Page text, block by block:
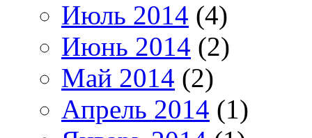
Июль 2014 (4)
Июнь 2014 (2)
Май 2014 (2)
Апрель 2014 (1)